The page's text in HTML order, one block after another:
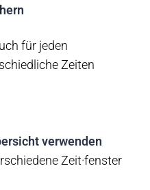
für jeden
Zeiten
verwenden
Zeit·fenster